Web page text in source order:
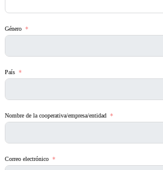
Género
País
Nombre de la cooperativa/empresa/entidad
Correo electrónico